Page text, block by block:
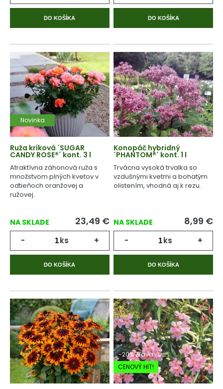
DO KOŠÍKA DO KOŠÍKA
Novinka
Ruža kríková ´SUGAR
CANDY ROSE®´ kont. 3 l
Atraktívna záhonová ruža s
množstvom plných kvetov v
odtieňoch oranžovej a
ružovej.
NA SKLADE 23,49 €
- ks +
DO KOŠÍKA
Konopáč hybridný
´PHANTOM®´ kont. 1 l
Trvácna vysoká trvalka so
vzdušnými kvetmi a bohatým
olistením, vhodná aj k rezu.
NA SKLADE 8,99 €
- ks +
DO KOŠÍKA
-20% Zľava
CENOVÝ HIT!